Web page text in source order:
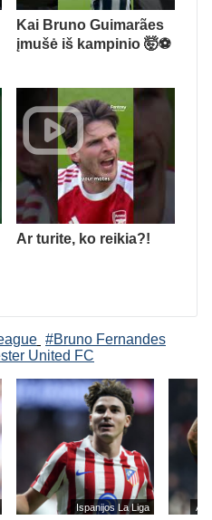
Kai Bruno Guimarães
įmušė iš kampinio 🤯⚽️
Ar turite, ko reikia?!
#Bruno Fernandes
United FC
Ispanijos La Liga